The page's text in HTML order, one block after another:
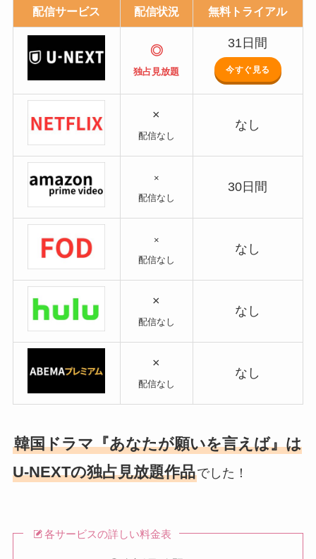
配信サービス 配信状況 無料トライアル
◎
独占見放題
31日間
今すぐ見る
×
配信なし
なし
×
配信なし
30日間
×
配信なし
なし
×
配信なし
なし
×
配信なし
なし
韓国ドラマ『あなたが願いを言えば』は
U-NEXTの独占見放題作品でした！
各サービスの詳しい料金表